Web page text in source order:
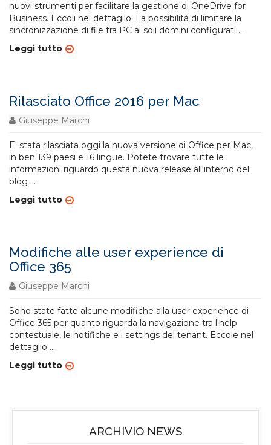
nuovi strumenti per facilitare la gestione di OneDrive for
Business. Eccoli nel dettaglio: La possibilità di limitare la
sincronizzazione di file tra PC ai soli domini configurati ...
Leggi tutto
Rilasciato Office 2016 per Mac
Giuseppe Marchi
E' stata rilasciata oggi la nuova versione di Office per Mac,
in ben 139 paesi e 16 lingue. Potete trovare tutte le
informazioni riguardo questa nuova release all'interno del
blog ...
Leggi tutto
Modifiche alle user experience di
Office 365
Giuseppe Marchi
Sono state fatte alcune modifiche alla user experience di
Office 365 per quanto riguarda la navigazione tra l'help
contestuale, le notifiche e i settings del tenant. Eccole nel
dettaglio ...
Leggi tutto
ARCHIVIO NEWS